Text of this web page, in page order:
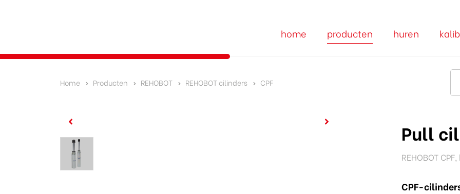
home producten huren
Home Producten REHOBOT REHOBOT cilinders CPF
Pull
REHOBOT
CPF-